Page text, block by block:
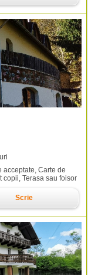
acceptate, Carte de
copii, Terasa sau foisor
Scrie